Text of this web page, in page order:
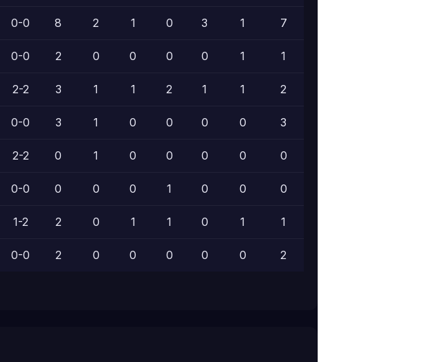
0-0 8 2 1 0 3 1 7
0-0 2 0 0 0 0 1 1
2-2 3 1 1 2 1 1 2
0-0 3 1 0 0 0 0 3
2-2 0 1 0 0 0 0 0
0-0 0 0 0 1 0 0 0
1-2 2 0 1 1 0 1 1
0-0 2 0 0 0 0 0 2